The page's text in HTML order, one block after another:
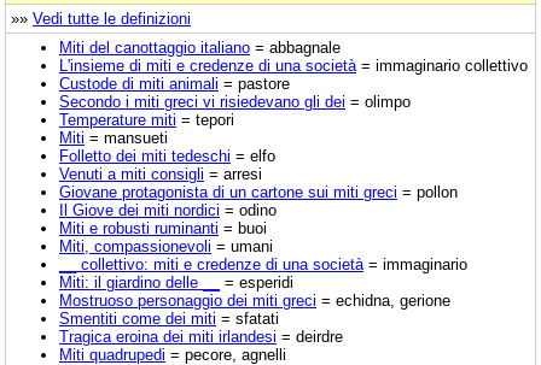
»» Vedi tutte le definizioni
Miti del canottaggio italiano = abbagnale
L'insieme di miti e credenze di una società = immaginario collettivo
Custode di miti animali = pastore
Secondo i miti greci vi risiedevano gli dei = olimpo
Temperature miti = tepori
Miti = mansueti
Folletto dei miti tedeschi = elfo
Venuti a miti consigli = arresi
Giovane protagonista di un cartone sui miti greci = pollon
Il Giove dei miti nordici = odino
Miti e robusti ruminanti = buoi
Miti, compassionevoli = umani
__ collettivo: miti e credenze di una società = immaginario
Miti: il giardino delle __
= esperidi
Mostruoso personaggio dei miti greci = echidna, gerione
Smentiti come dei miti = sfatati
Tragica eroina dei miti irlandesi = deirdre
Miti quadrupedi = pecore, agnelli